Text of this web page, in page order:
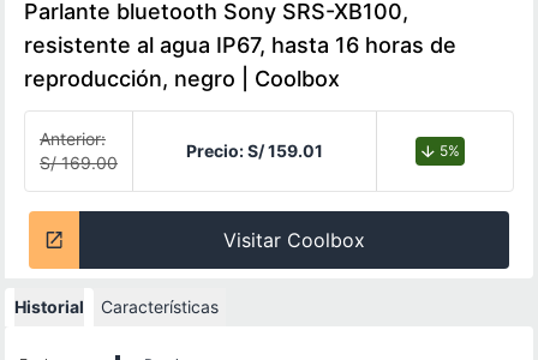
Parlante bluetooth Sony SRS-XB100,
resistente al agua IP67, hasta 16 horas de
reproducción, negro | Coolbox
Anterior:
S/ 169.00
Precio:S/ 159.01 5%
Visitar Coolbox
Historial Características